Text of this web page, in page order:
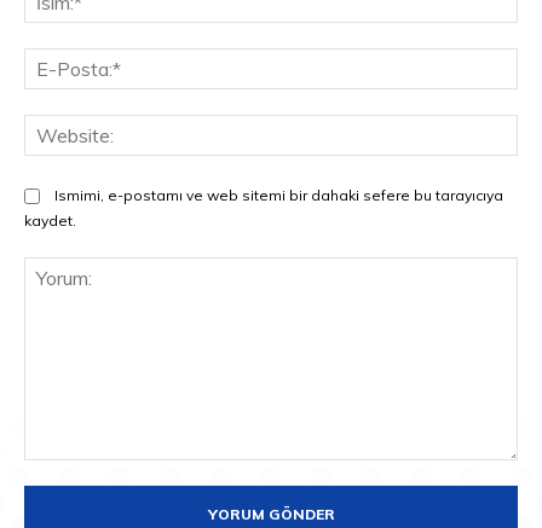
Ismimi, e-postamı ve web sitemi bir dahaki sefere bu tarayıcıya
kaydet.